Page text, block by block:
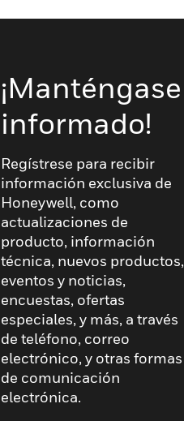
¡Manténgase
informado!
Regístrese para recibir
información exclusiva de
Honeywell, como
actualizaciones de
producto, información
técnica, nuevos productos,
eventos y noticias,
encuestas, ofertas
especiales, y más, a través
de teléfono, correo
electrónico, y otras formas
de comunicación
electrónica.